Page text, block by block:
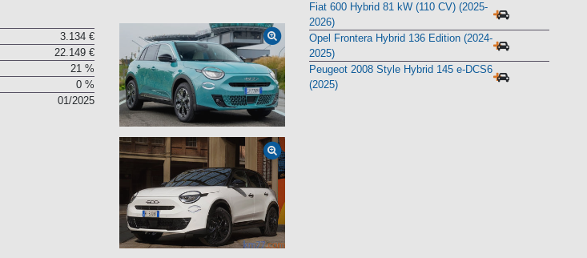
3.134 €
22.149 €
21 %
0 %
01/2025
Fiat 600 Hybrid 81 kW (110 CV) (2025-
2026)
Opel Frontera Hybrid 136 Edition (2024-
2025)
Peugeot 2008 Style Hybrid 145 e-DCS6
(2025)